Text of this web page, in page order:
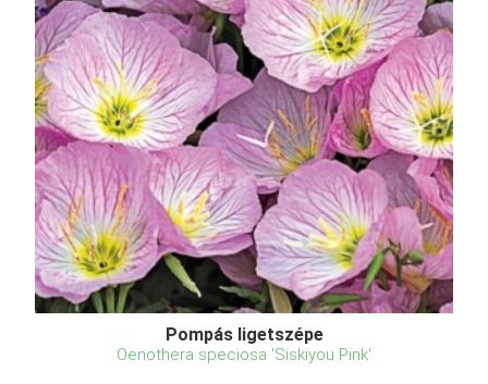
Pompás ligetszépe
Oenothera speciosa 'Siskiyou Pink'